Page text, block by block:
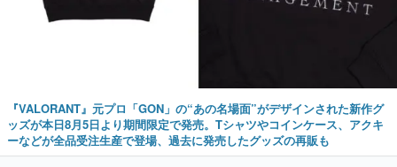
『VALORANT』元プロ「GON」の“あの名場面”がデザインされた新作グ
ッズが本日8月5日より期間限定で発売。Tシャツやコインケース、アクキ
ーなどが全品受注生産で登場、過去に発売したグッズの再販も